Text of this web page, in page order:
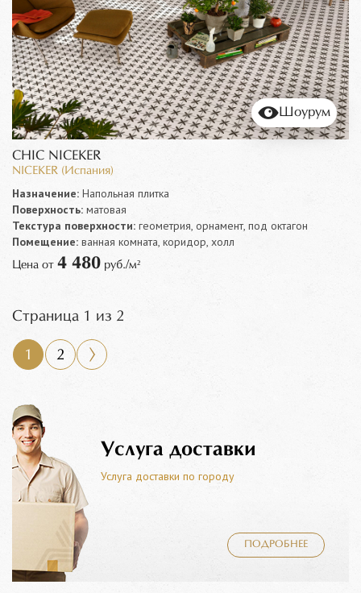
Шоурум
CHIC NICEKER
NICEKER (Испания)
Назначение: Напольная плитка
Поверхность: матовая
Текстура поверхности: геометрия, орнамент, под октагон
Помещение: ванная комната, коридор, холл
Цена от 4 480 руб./м²
Страница 1 из 2
1 2
Услуга доставки
Услуга доставки по городу
ПОДРОБНЕЕ